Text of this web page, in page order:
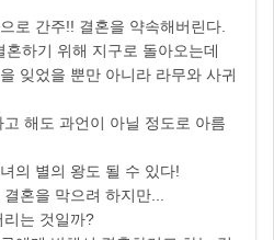
로 간주!! 결혼을 약속해버린다.
하기 위해 지구로 돌아오는데
잊었을 뿐만 아니라 라무와 사귀
해도 과언이 아닐 정도로 아름
의 별의 왕도 될 수 있다!
혼을 막으려 하지만...
리는 것일까?